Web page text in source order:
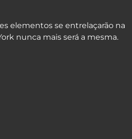
elementos se entrelaçarão na
nunca mais será a mesma.